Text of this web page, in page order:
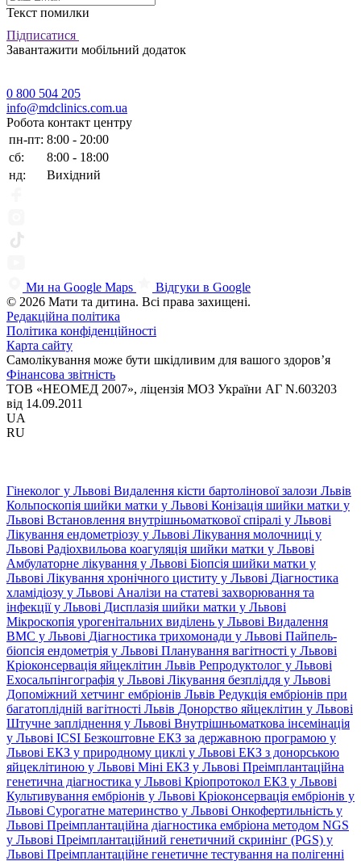
Текст помилки
Підписатися
Завантажити мобільний додаток
0 800 504 205
info@mdclinics.com.ua
Робота контакт центру
пн-пт: 8:00 - 20:00
сб:
8:00 - 18:00
нд:
Вихідний
Ми на Google Maps
Відгуки в Google
© 2026 Мати та дитина. Всі права захищені.
Редакційна політика
Політика конфіденційності
Карта сайту
Самолікування може бути шкідливим для вашого здоров’я
Фінансова звітність
ТОВ «НЕОМЕД 2007», ліцензія МОЗ України АГ N.603203
від 14.09.2011
UA
RU
Гінеколог у Львові Видалення кісти бартолінової залози Львів
Кольпоскопія шийки матки у Львові Конізація шийки матки у
Львові Встановлення внутрішньоматкової спіралі у Львові
Лікування ендометріозу у Львові Лікування молочниці у
Львові Радіохвильова коагуляція шийки матки у Львові
Амбулаторне лікування у Львові Біопсія шийки матки у
Львові Лікування хронічного циститу у Львові Діагностика
хламідіозу у Львові Аналізи на статеві захворювання та
інфекції у Львові Дисплазія шийки матки у Львові
Мікроскопія урогенітальних виділень у Львові Видалення
ВМС у Львові Діагностика трихомонади у Львові Пайпель-
біопсія ендометрія у Львові Планування вагітності у Львові
Кріоконсервація яйцеклітин Львів Репродуктолог у Львові
Ехосальпінгографія у Львові Лікування безпліддя у Львові
Допоміжний хетчинг ембріонів Львів Редукція ембріонів при
багатоплідній вагітності Львів Донорство яйцеклітин у Львові
Штучне запліднення у Львові Внутрішньоматкова інсемінація
у Львові ICSI Безкоштовне ЕКЗ за державною програмою у
Львові ЕКЗ у природному циклі у Львові ЕКЗ з донорською
яйцеклітиною у Львові Міні ЕКЗ у Львові Преімплантаційна
генетична діагностика у Львові Кріопротокол ЕКЗ у Львові
Культивування ембріонів у Львові Кріоконсервація ембріонів у
Львові Сурогатне материнство у Львові Онкофертильність у
Львові Преімплантаційна діагностика ембріона методом NGS
у Львові Преімплантаційний генетичний скринінг (PGS) у
Львові Преімплантаційне генетичне тестування на полігенні